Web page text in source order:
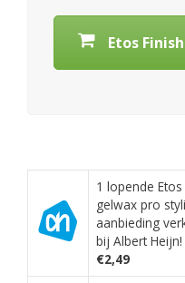
Etos
1 lopende Etos
gelwax pro
aanbieding
bij Albert Heijn!
€2,49